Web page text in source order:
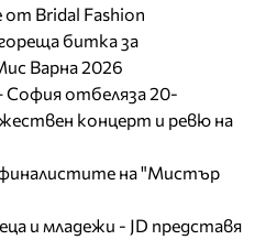
Bridal Fashion
битка за
Варна 2026
отбеляза 20-
концерт и ревю на
финалистите на "Мистър
и младежи - JD представя